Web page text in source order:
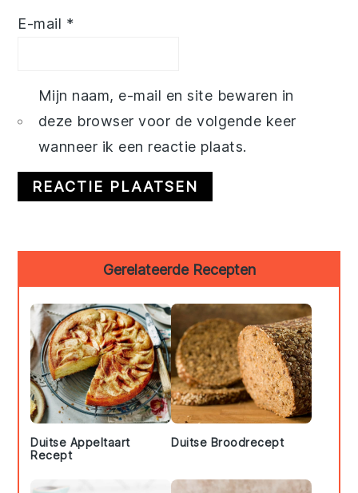
E-mail *
Mijn naam, e-mail en site bewaren in
deze browser voor de volgende keer
wanneer ik een reactie plaats.
Sidebar
Gerelateerde Recepten
Duitse Appeltaart
Recept
Duitse Broodrecept